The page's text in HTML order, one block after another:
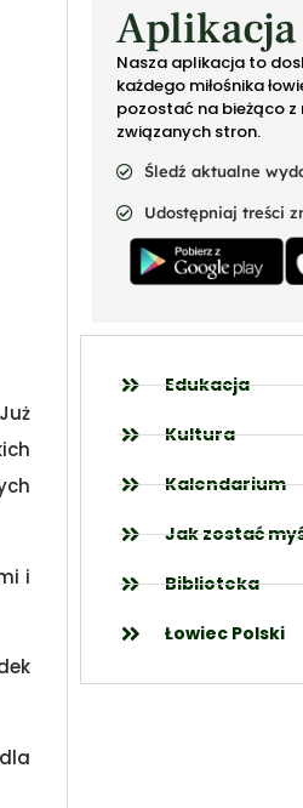
i
Nasza aplikacja to
każdego miłośnika
pozostać na bieżąco
związanych stron.
Śledź aktualne
Udostępniaj treści
Edukacja
Kultura
Kalendarium
Jak zostać
Biblioteka
Łowiec Polski